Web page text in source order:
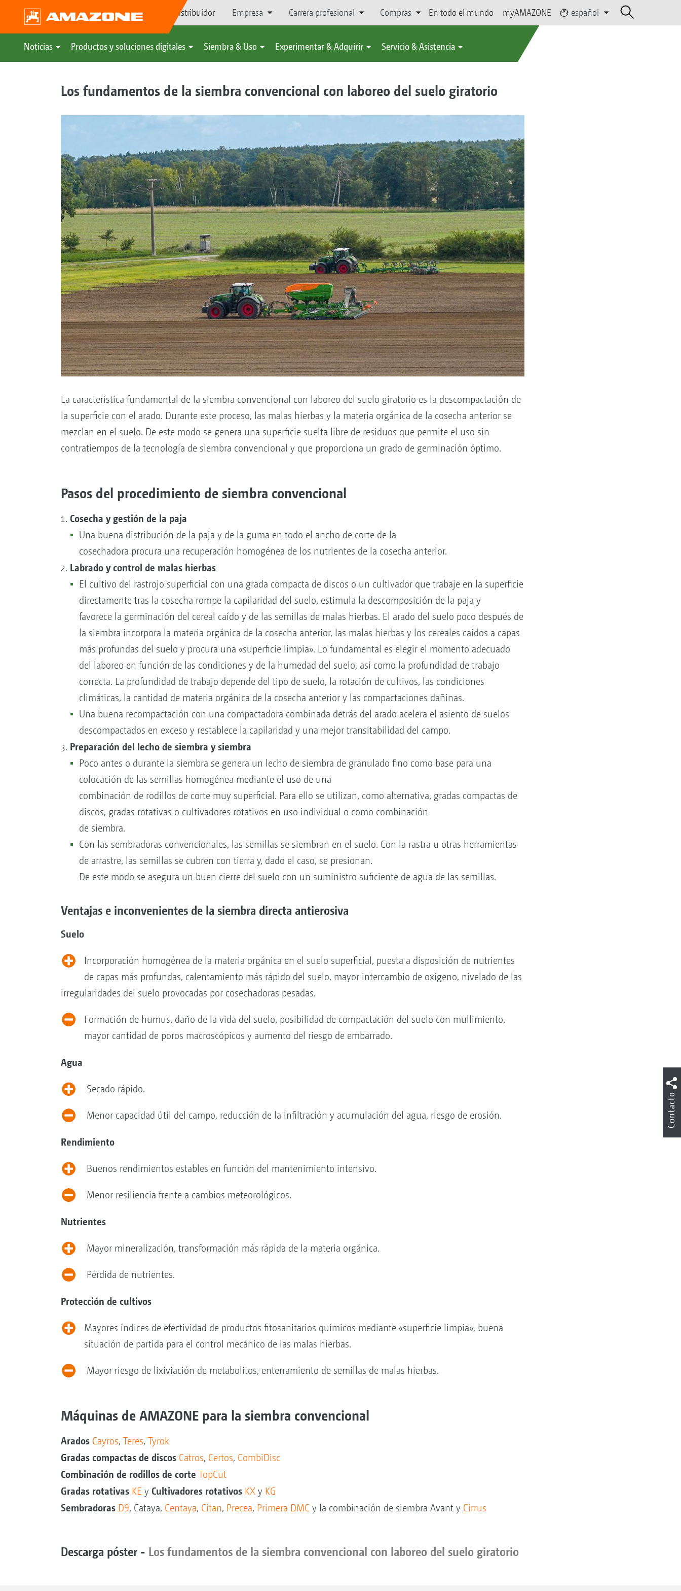
Búsqueda de distribuidor Empresa Carrera profesional Compras En todo el mundo myAMAZONE español
Noticias Productos y soluciones digitales Siembra & Uso Experimentar & Adquirir Servicio & Asistencia
Los fundamentos de la siembra convencional con laboreo del suelo giratorio
La característica fundamental de la siembra convencional con laboreo del suelo giratorio es la descompactación de
la superficie con el arado. Durante este proceso, las malas hierbas y la materia orgánica de la cosecha anterior se
mezclan en el suelo. De este modo se genera una superficie suelta libre de residuos que permite el uso sin
contratiempos de la tecnología de siembra convencional y que proporciona un grado de germinación óptimo.
Pasos del procedimiento de siembra convencional
Cosecha y gestión de la paja
Una buena distribución de la paja y de la guma en todo el ancho de corte de la
cosechadora procura una recuperación homogénea de los nutrientes de la cosecha anterior.
Labrado y control de malas hierbas
El cultivo del rastrojo superficial con una grada compacta de discos o un cultivador que trabaje en la superficie
directamente tras la cosecha rompe la capilaridad del suelo, estimula la descomposición de la paja y
favorece la germinación del cereal caído y de las semillas de malas hierbas. El arado del suelo poco después de
la siembra incorpora la materia orgánica de la cosecha anterior, las malas hierbas y los cereales caídos a capas
más profundas del suelo y procura una «superficie limpia». Lo fundamental es elegir el momento adecuado
del laboreo en función de las condiciones y de la humedad del suelo, así como la profundidad de trabajo
correcta. La profundidad de trabajo depende del tipo de suelo, la rotación de cultivos, las condiciones
climáticas, la cantidad de materia orgánica de la cosecha anterior y las compactaciones dañinas.
Una buena recompactación con una compactadora combinada detrás del arado acelera el asiento de suelos
descompactados en exceso y restablece la capilaridad y una mejor transitabilidad del campo.
Preparación del lecho de siembra y siembra
Poco antes o durante la siembra se genera un lecho de siembra de granulado fino como base para una
colocación de las semillas homogénea mediante el uso de una
combinación de rodillos de corte muy superficial. Para ello se utilizan, como alternativa, gradas compactas de
discos, gradas rotativas o cultivadores rotativos en uso individual o como combinación
de siembra.
Con las sembradoras convencionales, las semillas se siembran en el suelo. Con la rastra u otras herramientas
de arrastre, las semillas se cubren con tierra y, dado el caso, se presionan.
De este modo se asegura un buen cierre del suelo con un suministro suficiente de agua de las semillas.
Ventajas e inconvenientes de la siembra directa antierosiva
Suelo
Incorporación homogénea de la materia orgánica en el suelo superficial, puesta a disposición de nutrientes
de capas más profundas, calentamiento más rápido del suelo, mayor intercambio de oxígeno, nivelado de las
irregularidades del suelo provocadas por cosechadoras pesadas.
Formación de humus, daño de la vida del suelo, posibilidad de compactación del suelo con mullimiento,
mayor cantidad de poros macroscópicos y aumento del riesgo de embarrado.
Agua
Secado rápido.
Menor capacidad útil del campo, reducción de la infiltración y acumulación del agua, riesgo de erosión.
Rendimiento
Buenos rendimientos estables en función del mantenimiento intensivo.
Menor resiliencia frente a cambios meteorológicos.
Nutrientes
Mayor mineralización, transformación más rápida de la materia orgánica.
Pérdida de nutrientes.
Protección de cultivos
Mayores índices de efectividad de productos fitosanitarios químicos mediante «superficie limpia», buena
situación de partida para el control mecánico de las malas hierbas.
Mayor riesgo de lixiviación de metabolitos, enterramiento de semillas de malas hierbas.
Máquinas de AMAZONE para la siembra convencional
Arados Cayros, Teres, Tyrok
Gradas compactas de discos Catros, Certos, CombiDisc
Combinación de rodillos de corte TopCut
Gradas rotativas KE y Cultivadores rotativos KX y KG
Sembradoras D9, Cataya, Centaya, Citan, Precea, Primera DMC y la combinación de siembra Avant y Cirrus
Descarga póster - Los fundamentos de la siembra convencional con laboreo del suelo giratorio
Contacto